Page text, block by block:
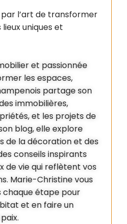
par l’art de transformer
uniques et
et passionnée
les espaces,
partage son
immobilières,
et les projets de
blog, elle explore
de la décoration et des
conseils inspirants
de vie qui reflètent vos
Marie-Christine vous
étape pour
et en faire un